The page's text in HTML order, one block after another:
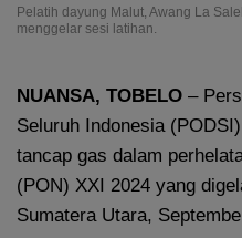
Pelatih dayung Malut, Awang La
menggelar sesi latihan.
NUANSA, TOBELO –
Seluruh Indonesia
tancap gas dalam
(PON) XXI 2024 yang
Sumatera Utara,